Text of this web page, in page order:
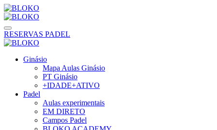
RESERVAS PADEL
Ginásio
Mapa Aulas Ginásio
PT Ginásio
+IDADE+ATIVO
Padel
Aulas experimentais
EM DIRETO
Campos Padel